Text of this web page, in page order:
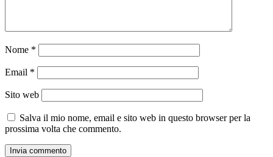
Nome *
Email *
Sito web
Salva il mio nome, email e sito web in questo browser per la
prossima volta che commento.